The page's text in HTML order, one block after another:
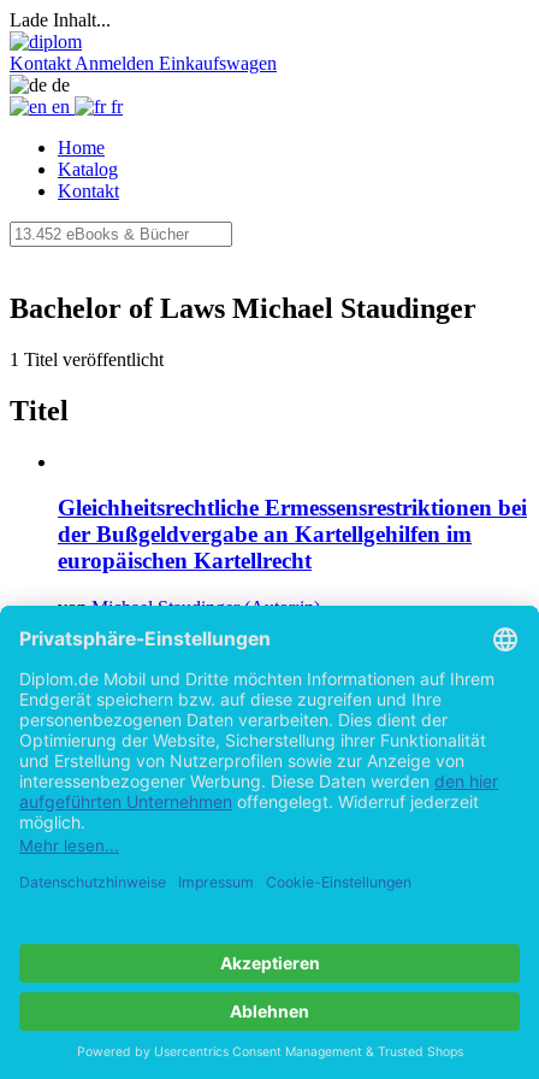
Lade Inhalt...
Kontakt Anmelden Einkaufswagen
de
en
fr
Home
Katalog
Kontakt
Bachelor of Laws Michael Staudinger
1 Titel veröffentlicht
Titel
Gleichheitsrechtliche Ermessensrestriktionen bei
der Bußgeldvergabe an Kartellgehilfen im
europäischen Kartellrecht
vonMichael Staudinger (Autor:in)
©2017 Bachelorarbeit
Hilfe/FAQ
Impressum
Datenschutz
AGB
Vertrag widerrufen
Zur Desktop-Version
Copyright ©Imprint in der Bedey & Thoms Media GmbH
byOpen Publishing